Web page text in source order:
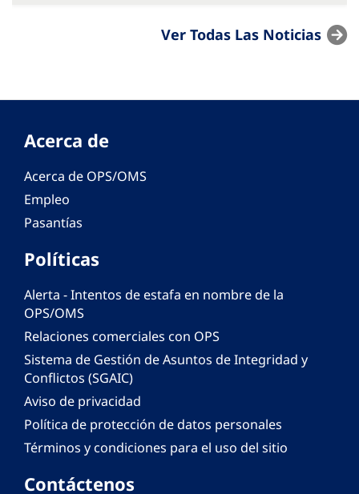
Ver Todas Las Noticias
Acerca de
Acerca de OPS/OMS
Empleo
Pasantías
Políticas
Alerta - Intentos de estafa en nombre de la
OPS/OMS
Relaciones comerciales con OPS
Sistema de Gestión de Asuntos de Integridad y
Conflictos (SGAIC)
Aviso de privacidad
Política de protección de datos personales
Términos y condiciones para el uso del sitio
Contáctenos